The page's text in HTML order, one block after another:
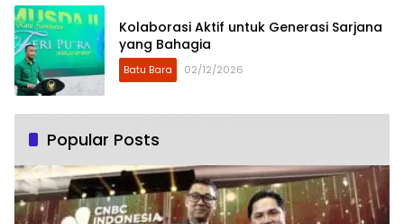
Kolaborasi Aktif untuk Generasi Sarjana
yang Bahagia
Batu Bara 02/12/2026
Popular Posts